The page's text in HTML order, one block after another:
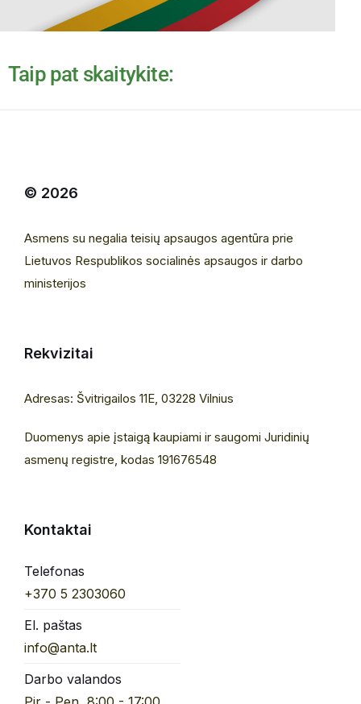
Taip pat skaitykite:
© 2026
Asmens su negalia teisių apsaugos agentūra prie
Lietuvos Respublikos socialinės apsaugos ir darbo
ministerijos
Rekvizitai
Adresas: Švitrigailos 11E, 03228 Vilnius
Duomenys apie įstaigą kaupiami ir saugomi Juridinių
asmenų registre, kodas 191676548
Kontaktai
Telefonas
+370 5 2303060
El. paštas
info@anta.lt
Darbo valandos